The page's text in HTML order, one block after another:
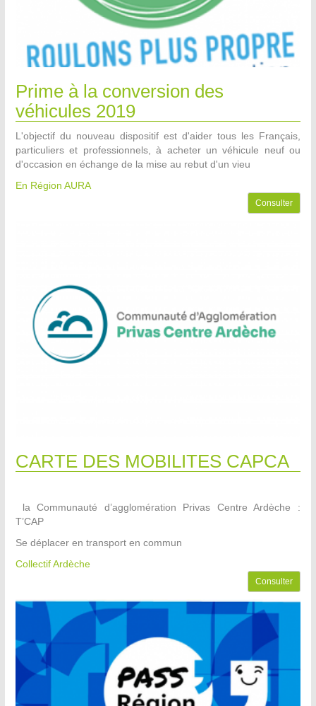
Prime à la conversion des
véhicules 2019
L'objectif du nouveau dispositif est d'aider tous les Français,
particuliers et professionnels, à acheter un véhicule neuf ou
d'occasion en échange de la mise au rebut d'un vieu
En Région AURA
Consulter
CARTE DES MOBILITES CAPCA
la Communauté d’agglomération Privas Centre Ardèche :
T’CAP
Se déplacer en transport en commun
Collectif Ardèche
Consulter